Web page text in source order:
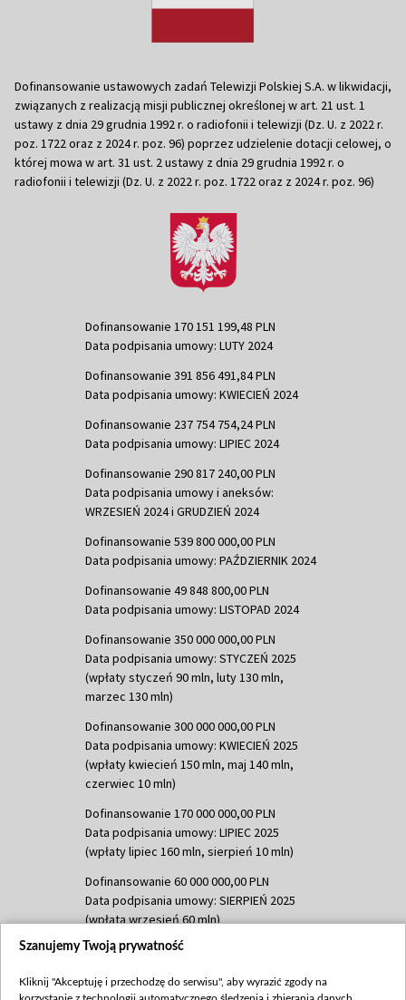
Dofinansowanie ustawowych zadań Telewizji Polskiej S.A. w likwidacji,
związanych z realizacją misji publicznej określonej w art. 21 ust. 1
ustawy z dnia 29 grudnia 1992 r. o radiofonii i telewizji (Dz. U. z 2022 r.
poz. 1722 oraz z 2024 r. poz. 96) poprzez udzielenie dotacji celowej, o
której mowa w art. 31 ust. 2 ustawy z dnia 29 grudnia 1992 r. o
radiofonii i telewizji (Dz. U. z 2022 r. poz. 1722 oraz z 2024 r. poz. 96)
Dofinansowanie 170 151 199,48 PLN
Data podpisania umowy: LUTY 2024
Dofinansowanie 391 856 491,84 PLN
Data podpisania umowy: KWIECIEŃ 2024
Dofinansowanie 237 754 754,24 PLN
Data podpisania umowy: LIPIEC 2024
Dofinansowanie 290 817 240,00 PLN
Data podpisania umowy i aneksów:
WRZESIEŃ 2024 i GRUDZIEŃ 2024
Dofinansowanie 539 800 000,00 PLN
Data podpisania umowy: PAŹDZIERNIK 2024
Dofinansowanie 49 848 800,00 PLN
Data podpisania umowy: LISTOPAD 2024
Dofinansowanie 350 000 000,00 PLN
Data podpisania umowy: STYCZEŃ 2025
(wpłaty styczeń 90 mln, luty 130 mln,
marzec 130 mln)
Dofinansowanie 300 000 000,00 PLN
Data podpisania umowy: KWIECIEŃ 2025
(wpłaty kwiecień 150 mln, maj 140 mln,
czerwiec 10 mln)
Dofinansowanie 170 000 000,00 PLN
Data podpisania umowy: LIPIEC 2025
(wpłaty lipiec 160 mln, sierpień 10 mln)
Dofinansowanie 60 000 000,00 PLN
Data podpisania umowy: SIERPIEŃ 2025
(wpłata wrzesień 60 mln)
Dofinansowanie 635 783 051,21 PLN
(wpłata wrzesień 100 mln, październik 350
Szanujemy Twoją prywatność
Kliknij "Akceptuję i przechodzę do serwisu", aby wyrazić zgody na